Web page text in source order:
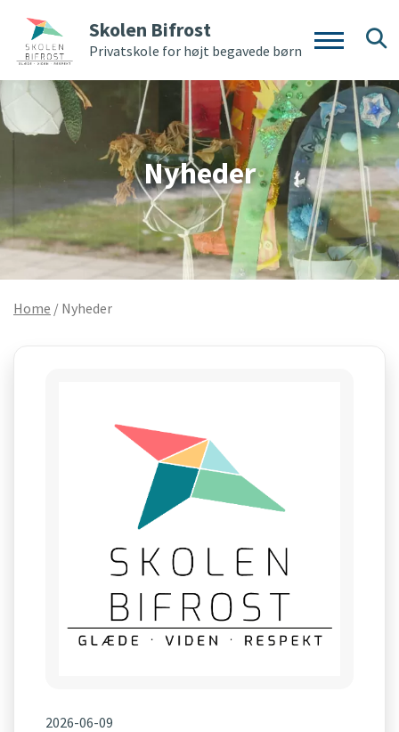
Skolen Bifrost
Privatskole for højt begavede børn
Nyheder
Home / Nyheder
2026-06-09